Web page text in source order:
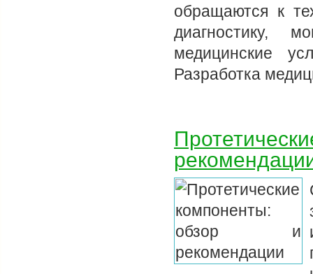
обращаются к
диагностику,
медицинские
Разработка